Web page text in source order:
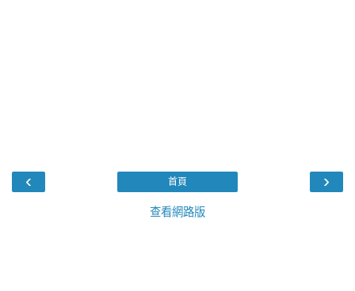
‹ ›
首頁
查看網路版